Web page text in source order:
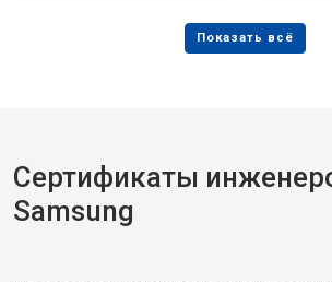
Сертификаты
Samsung